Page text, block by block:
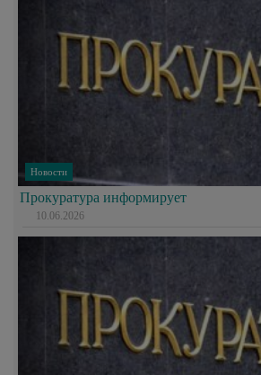
Новости
Прокуратура информирует
10.06.2026